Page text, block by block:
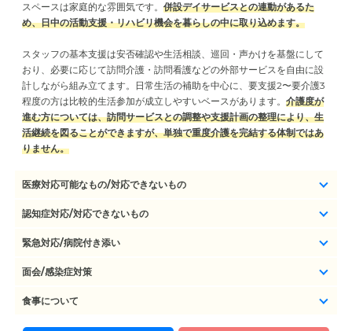
スペースは家庭的な雰囲気です。 併設デイサービスとの連動があるた
め、日中の活動支援・リハビリ機会を暮らしの中に取り込めます。
スタッフの基本支援は安否確認や生活相談、巡回・声かけを基盤にして
おり、必要に応じて訪問介護・訪問看護などの外部サービスを自由に設
計しながら組み立てます。日常生活の補助を中心に、要支援2〜要介護3
程度の方は比較的生活参加が成立しやすいベースがあります。 介護度が
進む方については、訪問サービスとの調整や支援計画の整理により、生
活継続を図ることができますが、単独で重度介護を完結する体制ではあ
りません。
医療対応可能なもの/対応できないもの
認知症対応/対応できないもの
緊急対応/病院付き添い
面会/感染症対策
食事について